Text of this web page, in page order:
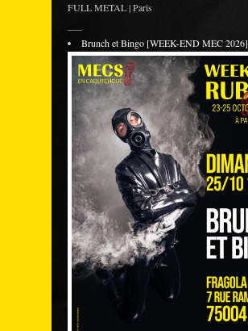
FULL METAL | Paris
Brunch et Bingo [WEEK-END MEC 2026]